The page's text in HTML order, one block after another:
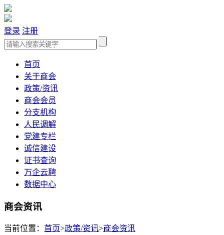
登录 注册
首页
关于商会
政策/资讯
商会会员
分支机构
人民调解
党建专栏
诚信建设
证书查询
万企云聘
数据中心
商会资讯
当前位置： 首页>政策/资讯>商会资讯